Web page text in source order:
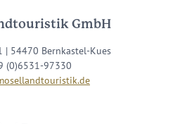
GmbH
| 54470 Bernkastel-Kues
(0)6531-97330